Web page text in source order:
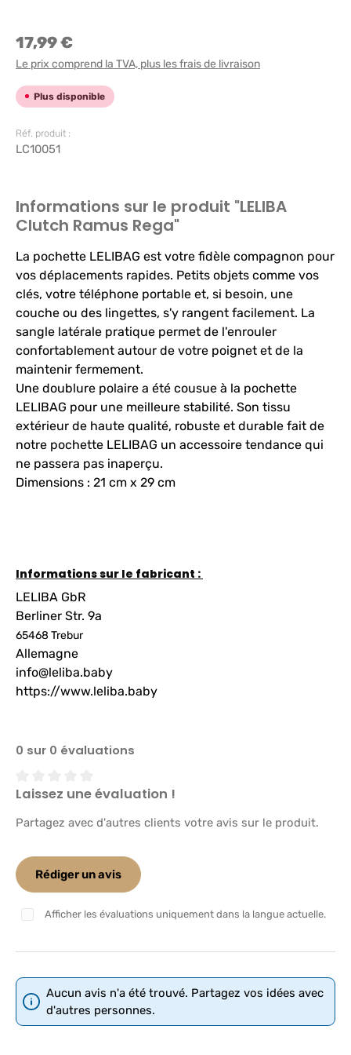
17,99 €
Le prix comprend la TVA, plus les frais de livraison
Plus disponible
Réf. produit :
LC10051
Informations sur le produit "LELIBA
Clutch Ramus Rega"
La pochette LELIBAG est votre fidèle compagnon pour
vos déplacements rapides. Petits objets comme vos
clés, votre téléphone portable et, si besoin, une
couche ou des lingettes, s'y rangent facilement. La
sangle latérale pratique permet de l'enrouler
confortablement autour de votre poignet et de la
maintenir fermement.
Une doublure polaire a été cousue à la pochette
LELIBAG pour une meilleure stabilité. Son tissu
extérieur de haute qualité, robuste et durable fait de
notre pochette LELIBAG un accessoire tendance qui
ne passera pas inaperçu.
Dimensions : 21 cm x 29 cm
Informations sur le fabricant :
LELIBA GbR
Berliner Str. 9a
65468 Trebur
Allemagne
info@leliba.baby
https://www.leliba.baby
0 sur 0 évaluations
Note moyenne de 0 sur 5 étoiles
Laissez une évaluation !
Partagez avec d'autres clients votre avis sur le produit.
Rédiger un avis
Afficher les évaluations uniquement dans la langue actuelle.
Aucun avis n'a été trouvé. Partagez vos idées avec
d'autres personnes.